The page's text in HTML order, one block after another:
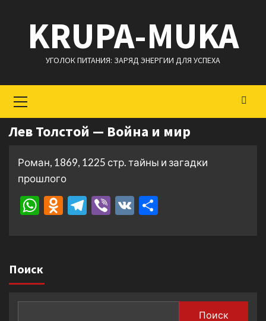
содержимому
KRUPA-MUKA
УГОЛОК ПИТАНИЯ: ЗАРЯД ЭНЕРГИИ ДЛЯ УСПЕХА
меню
Лев Толстой — Война и мир
Роман, 1869, 1225 стр. тайны и загадки
прошлого
WhatsApp
Odnoklassniki
Telegram
Viber
VK
Поиск
Поиск